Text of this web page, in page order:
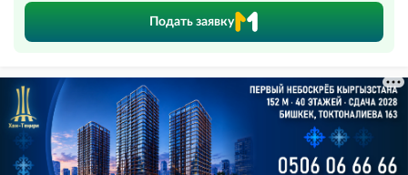
Подать заявку